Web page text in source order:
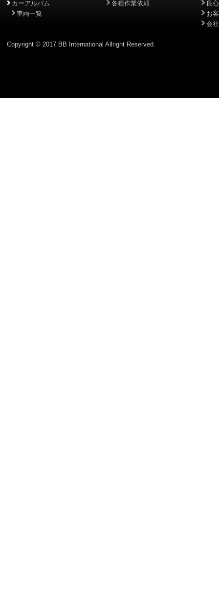
カーアルバム
車両一覧
各種作業依頼
良
お
会
Copyright © 2017 BB International Allright Reserved.